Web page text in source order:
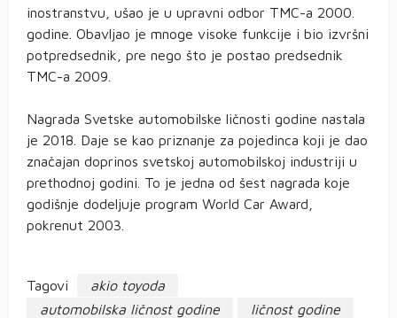
inostranstvu, ušao je u upravni odbor TMC-a 2000.
godine. Obavljao je mnoge visoke funkcije i bio izvršni
potpredsednik, pre nego što je postao predsednik
TMC-a 2009.
Nagrada Svetske automobilske ličnosti godine nastala
je 2018. Daje se kao priznanje za pojedinca koji je dao
značajan doprinos svetskoj automobilskoj industriji u
prethodnoj godini. To je jedna od šest nagrada koje
godišnje dodeljuje program World Car Award,
pokrenut 2003.
Tagovi
akio toyoda
automobilska ličnost godine
ličnost godine